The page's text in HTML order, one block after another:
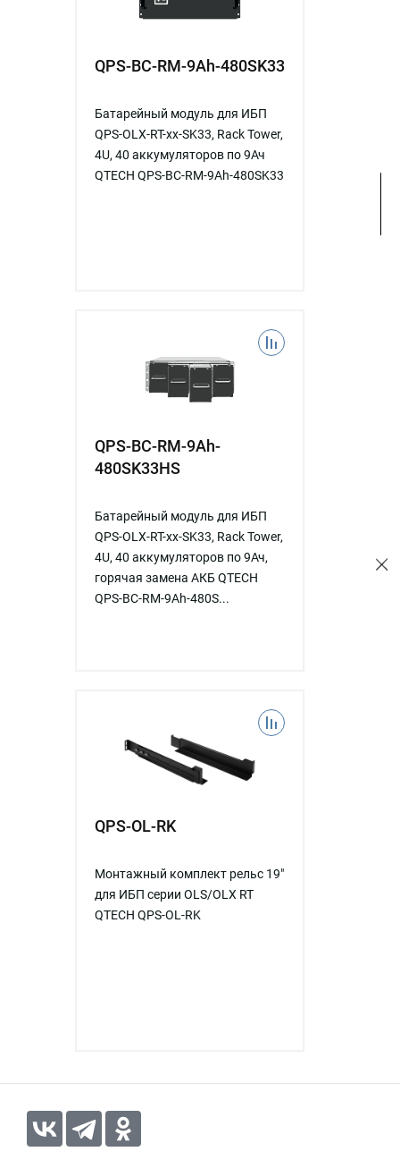
QPS-BC-RM-9Ah-480SK33
Батарейный модуль для ИБП
QPS-OLX-RT-xx-SK33, Rack Tower,
4U, 40 аккумуляторов по 9Ач
QTECH QPS-BC-RM-9Ah-480SK33
QPS-BC-RM-9Ah-
480SK33HS
Батарейный модуль для ИБП
QPS-OLX-RT-xx-SK33, Rack Tower,
4U, 40 аккумуляторов по 9Ач,
горячая замена АКБ QTECH
QPS-BC-RM-9Ah-480S...
QPS-OL-RK
Монтажный комплект рельс 19"
для ИБП серии OLS/OLX RT
QTECH QPS-OL-RK